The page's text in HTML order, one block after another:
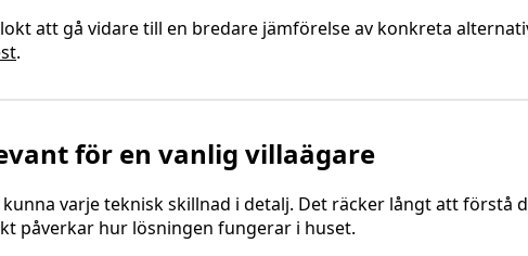
att gå vidare till en bredare jämförelse av konkreta
.
för en vanlig villaägare
varje teknisk skillnad i detalj. Det räcker långt att förstå
påverkar hur lösningen fungerar i huset.